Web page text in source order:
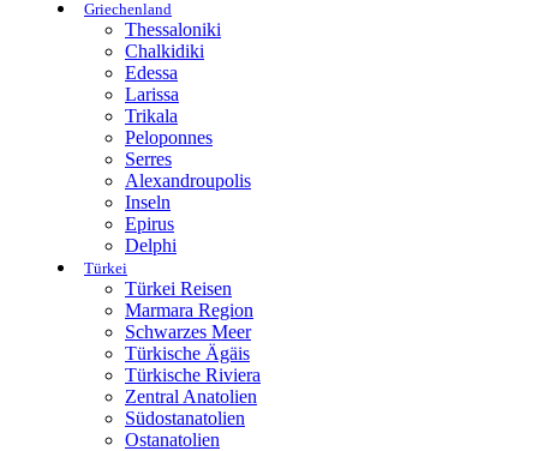
Griechenland
Thessaloniki
Chalkidiki
Edessa
Larissa
Trikala
Peloponnes
Serres
Alexandroupolis
Inseln
Epirus
Delphi
Türkei
Türkei Reisen
Marmara Region
Schwarzes Meer
Türkische Ägäis
Türkische Riviera
Zentral Anatolien
Südostanatolien
Ostanatolien